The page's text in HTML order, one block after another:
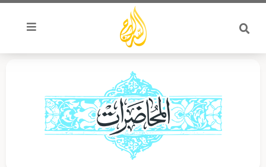
تخطي
المحتوى